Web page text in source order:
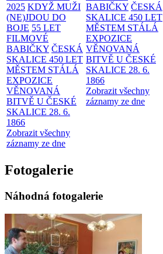
2025 KDYŽ MUŽI
(NE)JDOU DO
BOJE 55 LET
FILMOVÉ
BABIČKY ČESKÁ
SKALICE 450 LET
MĚSTEM STÁLÁ
EXPOZICE
VĚNOVANÁ
BITVĚ U ČESKÉ
SKALICE 28. 6.
1866
Zobrazit všechny
záznamy ze dne
BABIČKY ČESKÁ
SKALICE 450 LET
MĚSTEM STÁLÁ
EXPOZICE
VĚNOVANÁ
BITVĚ U ČESKÉ
SKALICE 28. 6.
1866
Zobrazit všechny
záznamy ze dne
Fotogalerie
Náhodná fotogalerie